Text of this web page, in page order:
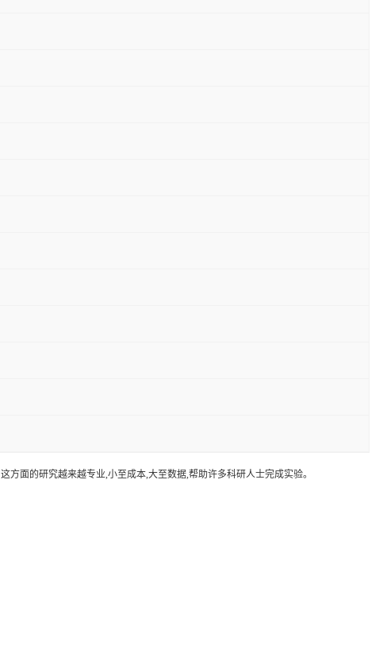
这方面的研究越来越专业,小至成本,大至数据,帮助许多科研人士完成实验。